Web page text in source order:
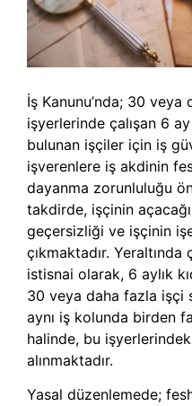
İş Kanunu’nda; 30 veya
işyerlerinde çalışan 6
bulunan işçiler için iş
işverenlere iş akdinin
dayanma zorunluluğu
takdirde, işçinin
geçersizliği ve işçinin
çıkmaktadır.
istisnai olarak, 6 aylık
30 veya daha fazla işçi
aynı iş kolunda birden
halinde, bu
alınmaktadır.
Yasal düzenlemede;